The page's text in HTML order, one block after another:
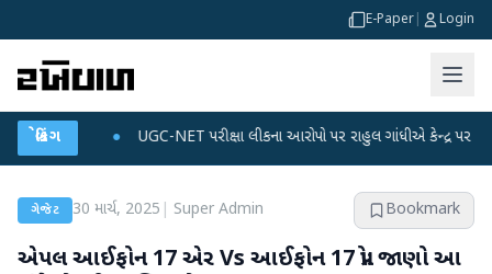
E-Paper Login
બ્રેકિંગ
● UGC-NET પરીક્ષા લીકના આરોપો પર રાહુલ ગાંધીએ કેન્દ્ર પર પ્રહાર કર્યા ●
ગેજેટ 30 માર્ચ, 2025 Super Admin Bookmark
એપલ આઈફોન 17 એર Vs આઈફોન 17 પ્રો: જાણો આ